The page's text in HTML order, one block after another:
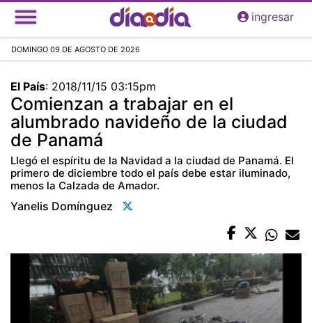
Pasar
al
principal
ingresar
DOMINGO 09 DE AGOSTO DE 2026
El País: 2018/11/15 03:15pm
Comienzan a trabajar en el
alumbrado navideño de la ciudad
de Panamá
Llegó el espíritu de la Navidad a la ciudad de Panamá. El
primero de diciembre todo el país debe estar iluminado,
menos la Calzada de Amador.
Yanelis Domínguez